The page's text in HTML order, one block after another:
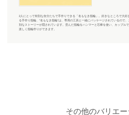
2人にとって特別な自分たちで手作りできる「名もなき指輪」。好きなところで大
る手作り指輪、“名もなき指輪”は、専用の工具と一緒にパッケージされているので
別なストーリーが隠されています。歪んだ指輪をハンマーと芯棒を使い、カップル
楽しく指輪作りができます。
その他のバリエ